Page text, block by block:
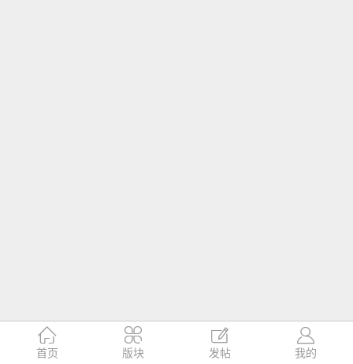

首页

版块

发帖

我的